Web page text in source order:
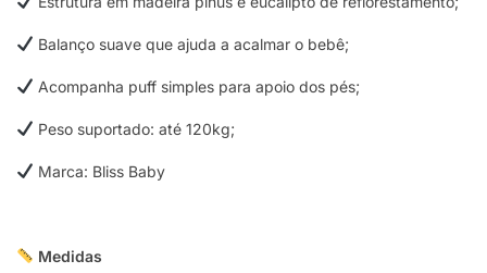
Balanço suave que ajuda a acalmar o bebê;
Acompanha puff simples para apoio dos pés;
Peso suportado: até 120kg;
Marca: Bliss Baby
Medidas